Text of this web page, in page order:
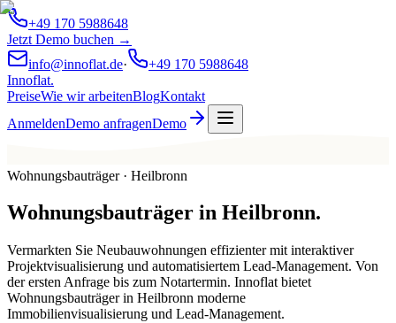
+49 170 5988648
Jetzt Demo buchen →
info@innoflat.de·
+49 170 5988648
Innoflat.
PreiseWie wir arbeitenBlogKontakt
AnmeldenDemo anfragenDemo
Wohnungsbauträger · Heilbronn
Wohnungsbauträger in Heilbronn.
Vermarkten Sie Neubauwohnungen effizienter mit interaktiver
Projektvisualisierung und automatisiertem Lead-Management. Von
der ersten Anfrage bis zum Notartermin. Innoflat bietet
Wohnungsbauträger in Heilbronn moderne
Immobilienvisualisierung und Lead-Management.